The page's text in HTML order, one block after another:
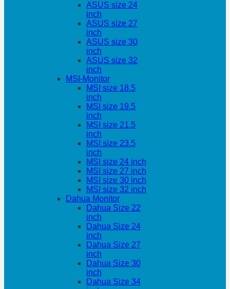
ASUS size 24
inch
ASUS size 27
inch
ASUS size 30
inch
ASUS size 32
inch
MSI-Monitor
MSI size 18.5
inch
MSI size 19.5
inch
MSI size 21.5
inch
MSI size 23.5
inch
MSI size 24 inch
MSI size 27 inch
MSI size 30 inch
MSI size 32 inch
Dahua Monitor
Dahua Size 22
inch
Dahua Size 24
inch
Dahua Size 27
inch
Dahua Size 30
inch
Dahua Size 34